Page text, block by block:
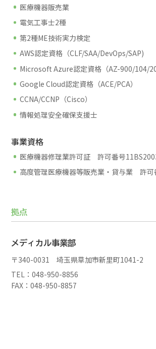
医療機器販売業
電気工事士2種
第2種ME技術実力検定
AWS認定資格（CLF/SAA/DevOps/SAP)
Microsoft Azure認定資格（AZ-900/104/
Google Cloud認定資格（ACE/PCA）
CCNA/CCNP（Cisco）
情報処理安全確保支援士
事業資格
医療機器修理業許可証 許可番号
高度管理医療機器等販売業・貸与業 許
拠点
メディカル事業部
〒340-0031 埼玉県草加市新里町1041-2
TEL：048-950-8856
FAX：048-950-8857